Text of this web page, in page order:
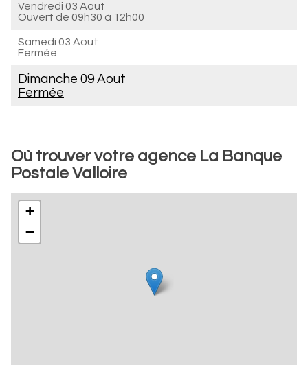
Vendredi 03 Aout
Ouvert de 09h30 à 12h00
Samedi 03 Aout
Fermée
Dimanche 09 Aout
Fermée
Où trouver votre agence La Banque
Postale Valloire
+
−